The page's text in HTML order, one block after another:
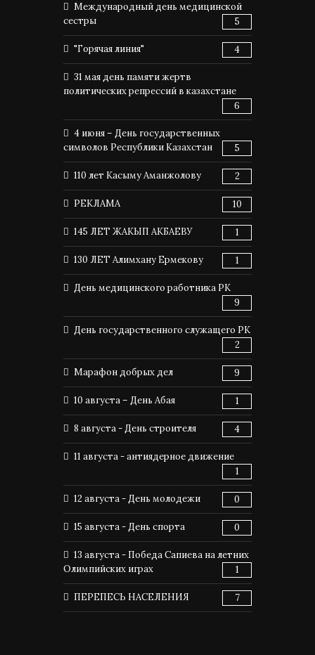
Международный день медицинской
сестры
5
"Горячая линия" 4
31 мая день памяти жертв
политических репрессий в казахстане
6
4 июня – День государственных
символов Республики Казахстан
5
110 лет Касыму Аманжолову 2
РЕКЛАМА 10
145 ЛЕТ ЖАКЫП АКБАЕВУ 1
130 ЛЕТ Алимхану Ермекову 1
День медицинского работника РК
9
День государственного служащего РК
2
Марафон добрых дел 9
10 августа – День Абая 1
8 августа - День строителя 4
11 августа - антиядерное движение
1
12 августа - День молодежи 0
15 августа - День спорта 0
13 августа - Победа Сапиева на летних
Олимпийских играх
1
ПЕРЕПЕСЬ НАСЕЛЕНИЯ 7